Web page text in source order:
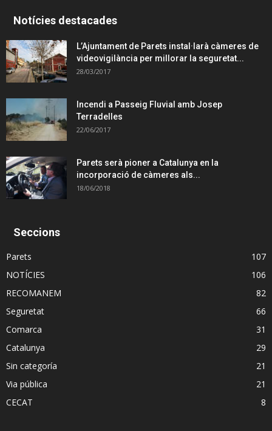
Notícies destacades
L’Ajuntament de Parets instal·larà càmeres de
videovigilància per millorar la seguretat...
28/03/2017
Incendi a Passeig Fluvial amb Josep
Terradelles
22/06/2017
Parets serà pioner a Catalunya en la
incorporació de càmeres als...
18/06/2018
Seccions
Parets
107
NOTÍCIES
106
RECOMANEM
82
Seguretat
66
Comarca
31
Catalunya
29
Sin categoría
21
Via pública
21
CECAT
8